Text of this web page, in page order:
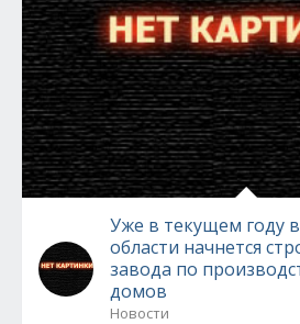
Уже в текущем году
области начнется
завода по
домов
Новости